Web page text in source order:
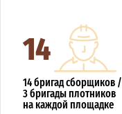
14
14 бригад сборщиков /
3 бригады плотников
на каждой площадке